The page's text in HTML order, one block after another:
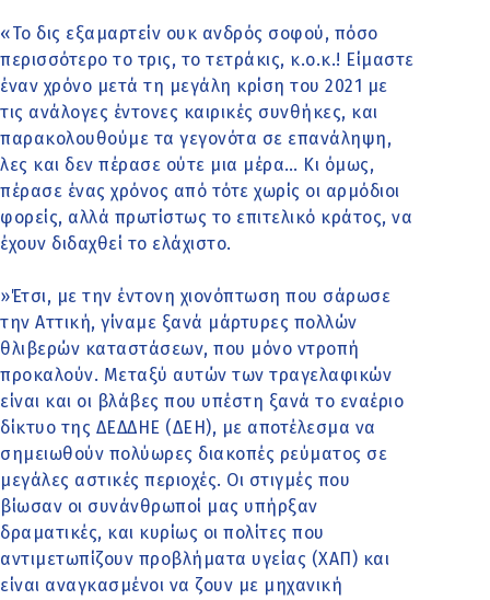
«Το δις εξαμαρτείν ουκ ανδρός σοφού, πόσο
περισσότερο το τρις, το τετράκις, κ.ο.κ.! Είμαστε
έναν χρόνο μετά τη μεγάλη κρίση του 2021 με
τις ανάλογες έντονες καιρικές συνθήκες, και
παρακολουθούμε τα γεγονότα σε επανάληψη,
λες και δεν πέρασε ούτε μια μέρα… Κι όμως,
πέρασε ένας χρόνος από τότε χωρίς οι αρμόδιοι
φορείς, αλλά πρωτίστως το επιτελικό κράτος, να
έχουν διδαχθεί το ελάχιστο.
»Έτσι, με την έντονη χιονόπτωση που σάρωσε
την Αττική, γίναμε ξανά μάρτυρες πολλών
θλιβερών καταστάσεων, που μόνο ντροπή
προκαλούν. Μεταξύ αυτών των τραγελαφικών
είναι και οι βλάβες που υπέστη ξανά το εναέριο
δίκτυο της ΔΕΔΔΗΕ (ΔΕΗ), με αποτέλεσμα να
σημειωθούν πολύωρες διακοπές ρεύματος σε
μεγάλες αστικές περιοχές. Οι στιγμές που
βίωσαν οι συνάνθρωποί μας υπήρξαν
δραματικές, και κυρίως οι πολίτες που
αντιμετωπίζουν προβλήματα υγείας (ΧΑΠ) και
είναι αναγκασμένοι να ζουν με μηχανική